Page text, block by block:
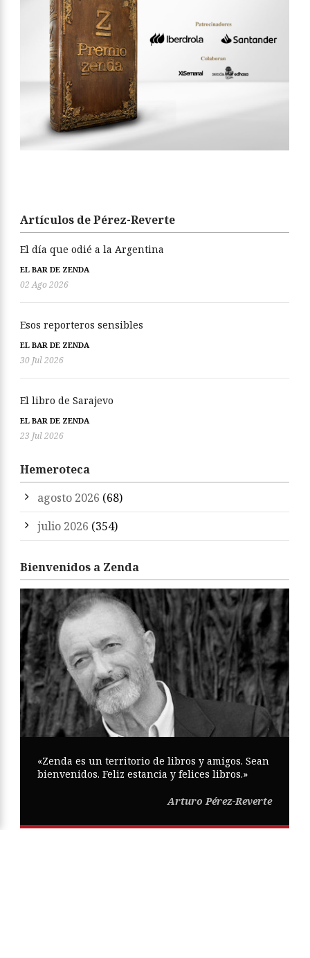
Artículos de Pérez-Reverte
El día que odié a la Argentina
EL BAR DE ZENDA
02 Ago 2026
Esos reporteros sensibles
EL BAR DE ZENDA
30 Jul 2026
El libro de Sarajevo
EL BAR DE ZENDA
23 Jul 2026
Hemeroteca
agosto 2026 (68)
julio 2026 (354)
Bienvenidos a Zenda
«Zenda es un territorio de libros y amigos. Sean
bienvenidos. Feliz estancia y felices libros.»
Arturo Pérez-Reverte